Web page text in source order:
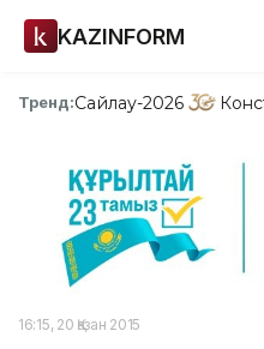
KAZINFORM
Тренд:Сайлау-2026
16:15, 20 Қазан 2015